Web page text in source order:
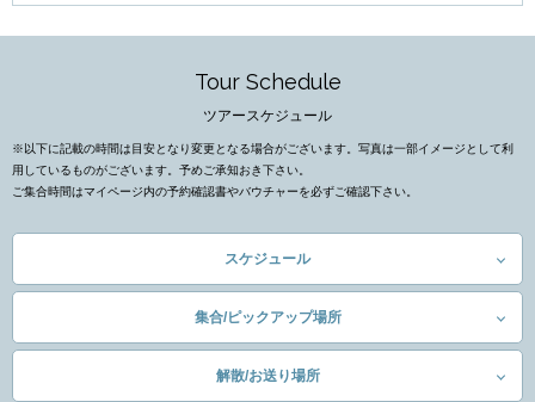
Tour Schedule
ツアースケジュール
※以下に記載の時間は目安となり変更となる場合がございます。写真は一部イメージとして利
用しているものがございます。予めご承知おき下さい。
ご集合時間はマイページ内の予約確認書やバウチャーを必ずご確認下さい。
スケジュール
集合/ピックアップ場所
解散/お送り場所